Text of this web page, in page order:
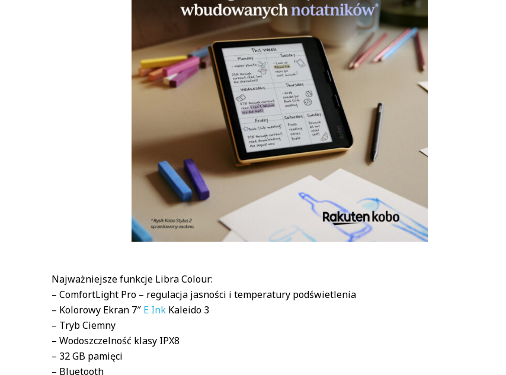
Najważniejsze funkcje Libra Colour:
– ComfortLight Pro – regulacja jasności i temperatury podświetlenia
– Kolorowy Ekran 7″ E Ink Kaleido 3
– Tryb Ciemny
– Wodoszczelność klasy IPX8
– 32 GB pamięci
– Bluetooth